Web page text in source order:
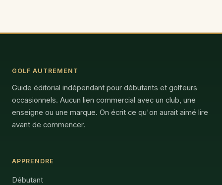
GOLF AUTREMENT
Guide éditorial indépendant pour débutants et golfeurs
occasionnels. Aucun lien commercial avec un club, une
enseigne ou une marque. On écrit ce qu'on aurait aimé lire
avant de commencer.
APPRENDRE
Débutant